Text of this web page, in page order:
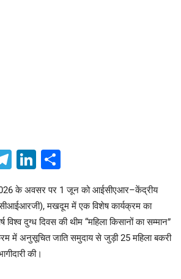
Telegram
LinkedIn
के अवसर पर 1 जून को आईसीएआर–केंद्रीय
मखदूम में एक विशेष कार्यक्रम का
दुग्ध दिवस की थीम “महिला किसानों का सम्मान”
में अनुसूचित जाति समुदाय से जुड़ी 25 महिला बकरी
की।